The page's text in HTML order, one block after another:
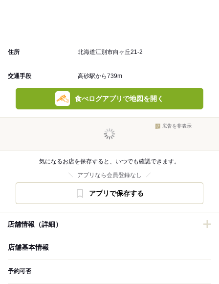
住所 北海道江別市向ヶ丘21-2
交通手段 高砂駅から739m
食べログアプリで地図を開く
広告を非表示
気になるお店を保存すると、いつでも確認できます。
アプリなら会員登録なし
アプリで保存する
店舗情報（詳細）
店舗基本情報
予約可否